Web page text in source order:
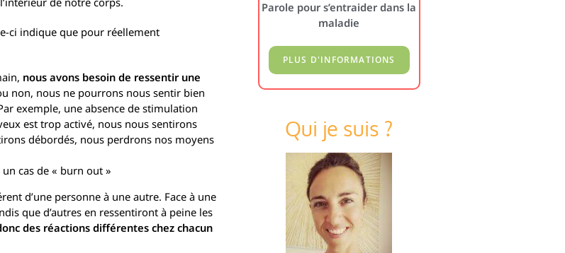
ci indique que pour réellement
nous avons besoin de ressentir une
non, nous ne pourrons nous sentir bien
exemple, une absence de stimulation
est trop activé, nous nous sentirons
débordés, nous perdrons nos moyens
cas de « burn out »
d’une personne à une autre. Face à une
que d’autres en ressentiront à peine les
des réactions différentes chez chacun
Parole pour s’entraider dans la
maladie
Qui je suis ?